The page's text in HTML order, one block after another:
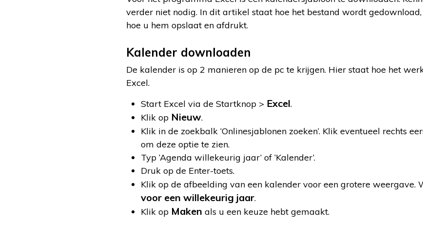
verder niet nodig. In dit artikel staat hoe het bestand wordt
hoe u hem opslaat en afdrukt.
Kalender downloaden
De kalender is op 2 manieren op de pc te krijgen. Hier staat hoe het
Excel.
Start Excel via de Startknop > Excel.
Klik op Nieuw.
Klik in de zoekbalk ‘Onlinesjablonen zoeken’. Klik eventueel rechts
om deze optie te zien.
Typ ‘Agenda willekeurig jaar’ of ‘Kalender’.
Druk op de Enter-toets.
Klik op de afbeelding van een kalender voor een grotere weergave.
voor een willekeurig jaar.
Klik op Maken als u een keuze hebt gemaakt.